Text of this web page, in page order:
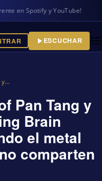
Spotify y YouTube!
ESCUCHAR
y…
Pan Tang y
Brain
el metal
comparten